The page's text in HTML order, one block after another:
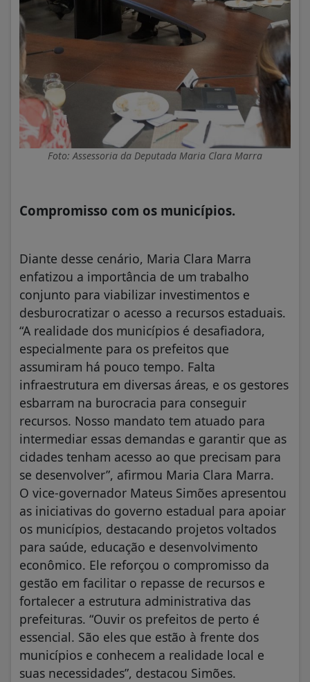
Foto: Assessoria da Deputada Maria Clara Marra
Compromisso com os municípios.
Diante desse cenário, Maria Clara Marra
enfatizou a importância de um trabalho
conjunto para viabilizar investimentos e
desburocratizar o acesso a recursos estaduais.
“A realidade dos municípios é desafiadora,
especialmente para os prefeitos que
assumiram há pouco tempo. Falta
infraestrutura em diversas áreas, e os gestores
esbarram na burocracia para conseguir
recursos. Nosso mandato tem atuado para
intermediar essas demandas e garantir que as
cidades tenham acesso ao que precisam para
se desenvolver”, afirmou Maria Clara Marra.
O vice-governador Mateus Simões apresentou
as iniciativas do governo estadual para apoiar
os municípios, destacando projetos voltados
para saúde, educação e desenvolvimento
econômico. Ele reforçou o compromisso da
gestão em facilitar o repasse de recursos e
fortalecer a estrutura administrativa das
prefeituras. “Ouvir os prefeitos de perto é
essencial. São eles que estão à frente dos
municípios e conhecem a realidade local e
suas necessidades”, destacou Simões.